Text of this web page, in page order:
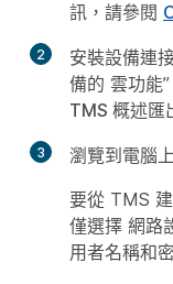
訊，請參閱
2 安裝設備連
備的 雲功能
TMS 概述匯
3
瀏覽到電腦
要從 TMS
僅選擇 網路
用者名稱和